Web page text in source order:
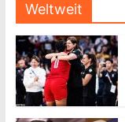
Weltweit